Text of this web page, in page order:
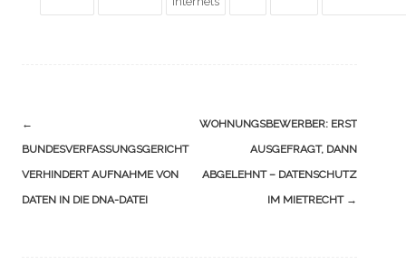
Navigation
(Beiträge)
←
BUNDESVERFASSUNGSGERICHT
VERHINDERT AUFNAHME VON
DATEN IN DIE DNA-DATEI
WOHNUNGSBEWERBER: ERST
AUSGEFRAGT, DANN
ABGELEHNT – DATENSCHUTZ
IM MIETRECHT →